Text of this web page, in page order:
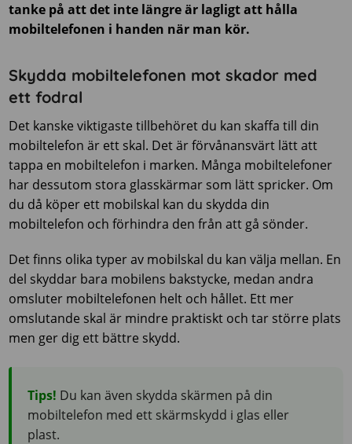
tanke på att det inte längre är lagligt att hålla
mobiltelefonen i handen när man kör.
Skydda mobiltelefonen mot skador med
ett fodral
Det kanske viktigaste tillbehöret du kan skaffa till din
mobiltelefon är ett skal. Det är förvånansvärt lätt att
tappa en mobiltelefon i marken. Många mobiltelefoner
har dessutom stora glasskärmar som lätt spricker. Om
du då köper ett mobilskal kan du skydda din
mobiltelefon och förhindra den från att gå sönder.
Det finns olika typer av mobilskal du kan välja mellan. En
del skyddar bara mobilens bakstycke, medan andra
omsluter mobiltelefonen helt och hållet. Ett mer
omslutande skal är mindre praktiskt och tar större plats
men ger dig ett bättre skydd.
Tips! Du kan även skydda skärmen på din
mobiltelefon med ett skärmskydd i glas eller
plast.